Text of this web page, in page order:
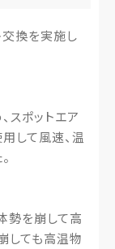
交換を実施し
スポットエア
して風速、温
勢を崩して高
しても高温物